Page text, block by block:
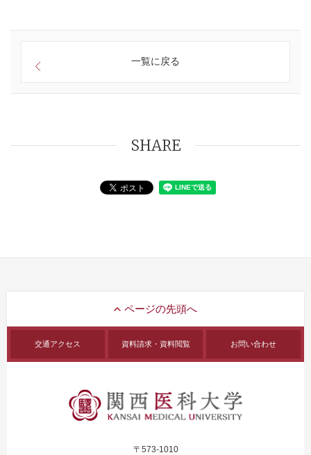
一覧に戻る
SHARE
交通アクセス 資料請求・資料閲覧 お問い合わせ
〒573-1010